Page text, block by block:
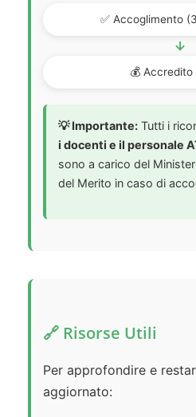
✅ Accoglimento
→
💰 Accredito
💡 Importante: Tutti i
i docenti e il personale
sono a carico del
del Merito in caso di
🔗 Risorse Utili
Per approfondire e
aggiornato: